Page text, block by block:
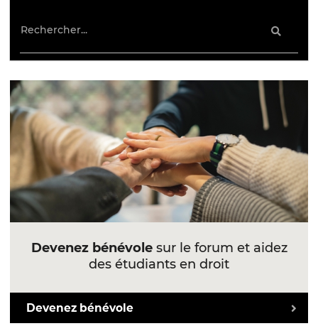
Devenez bénévolesur le forum et aidez
des étudiants en droit
Devenez bénévole